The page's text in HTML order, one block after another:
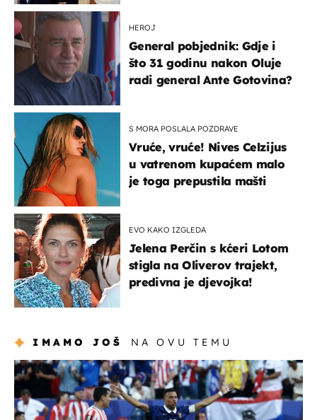
HEROJ
General pobjednik: Gdje i
što 31 godinu nakon Oluje
radi general Ante Gotovina?
S MORA POSLALA POZDRAVE
Vruće, vruće! Nives Celzijus
u vatrenom kupaćem malo
je toga prepustila mašti
EVO KAKO IZGLEDA
Jelena Perčin s kćeri Lotom
stigla na Oliverov trajekt,
predivna je djevojka!
IMAMO JOŠ NA OVU TEMU
svjetsko prvenstvo 2026